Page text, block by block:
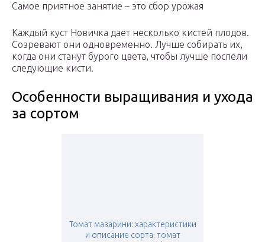
Самое приятное занятие – это сбор урожая
Каждый куст Новичка дает несколько кистей плодов.
Созревают они одновременно. Лучше собирать их,
когда они станут бурого цвета, чтобы лучше поспели
следующие кисти.
Особенности выращивания и ухода
за сортом
Томат мазарини: характеристики
и описание сорта. томат